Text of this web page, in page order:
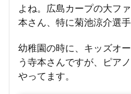
よね。広島カープの大フ
本さん、特に菊池涼介選
幼稚園の時に、キッズオ
う寺本さんですが、ピア
やってます。